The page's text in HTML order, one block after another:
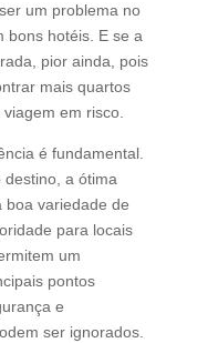
um problema no
bons hotéis. E se a
pior ainda, pois
mais quartos
em risco.
é fundamental.
destino, a ótima
boa variedade de
para locais
um
pontos
e
ser ignorados.